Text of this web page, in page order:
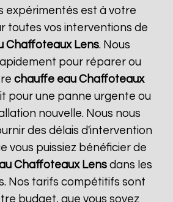
expérimentés est à votre
toutes vos interventions de
Chaffoteaux Lens. Nous
pour réparer ou
chauffe eau Chaffoteaux
pour une panne urgente ou
nouvelle. Nous nous
des délais d'intervention
vous puissiez bénéficier de
Chaffoteaux Lens dans les
Nos tarifs compétitifs sont
budget, que vous soyez